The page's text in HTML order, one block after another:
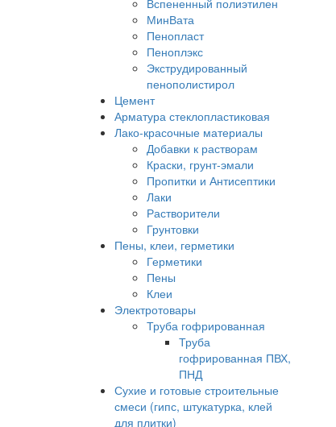
Вспененный полиэтилен
МинВата
Пенопласт
Пеноплэкс
Экструдированный
пенополистирол
Цемент
Арматура стеклопластиковая
Лако-красочные материалы
Добавки к растворам
Краски, грунт-эмали
Пропитки и Антисептики
Лаки
Растворители
Грунтовки
Пены, клеи, герметики
Герметики
Пены
Клеи
Электротовары
Труба гофрированная
Труба
гофрированная ПВХ,
ПНД
Сухие и готовые строительные
смеси (гипс, штукатурка, клей
для плитки)